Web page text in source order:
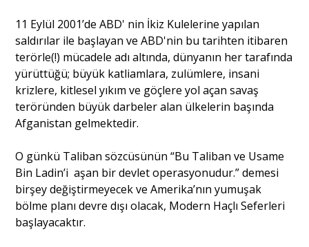
11 Eylül 2001’de ABD' nin İkiz Kulelerine yapılan
saldırılar ile başlayan ve ABD'nin bu tarihten itibaren
terörle(!) mücadele adı altında, dünyanın her tarafında
yürüttüğü; büyük katliamlara, zulümlere, insani
krizlere, kitlesel yıkım ve göçlere yol açan savaş
teröründen büyük darbeler alan ülkelerin başında
Afganistan gelmektedir.
O günkü Taliban sözcüsünün “Bu Taliban ve Usame
Bin Ladin’i aşan bir devlet operasyonudur.” demesi
birşey değiştirmeyecek ve Amerika’nın yumuşak
bölme planı devre dışı olacak, Modern Haçlı Seferleri
başlayacaktır.